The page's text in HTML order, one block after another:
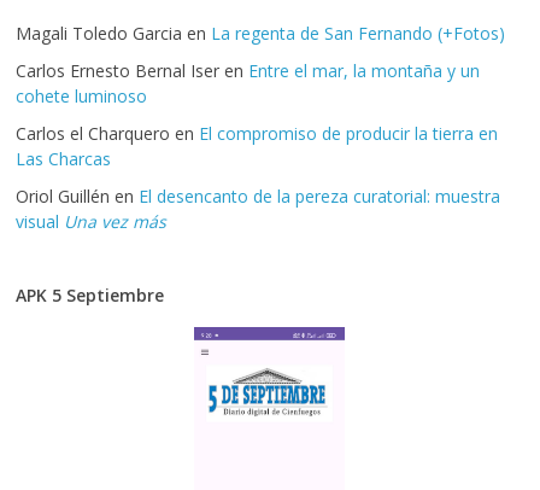
Magali Toledo Garcia en La regenta de San Fernando (+Fotos)
Carlos Ernesto Bernal Iser en Entre el mar, la montaña y un
cohete luminoso
Carlos el Charquero en El compromiso de producir la tierra en
Las Charcas
Oriol Guillén en El desencanto de la pereza curatorial: muestra
visual Una vez más
APK 5 Septiembre